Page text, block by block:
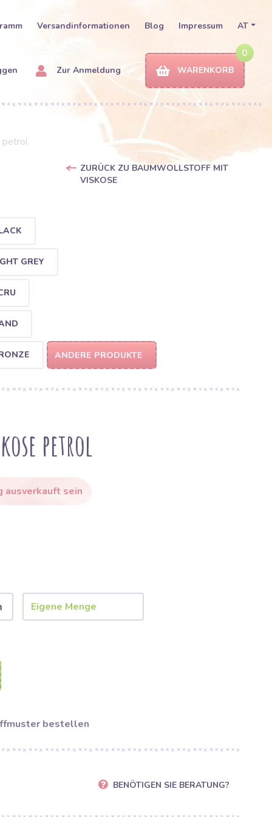
Versandinformationen Blog Impressum AT
Zur Anmeldung
0
WARENKORB
petrol
ZURÜCK ZU BAUMWOLLSTOFF MIT
VISKOSE
GREY
ANDERE PRODUKTE
petrol
ausverkauft sein
bestellen
BENÖTIGEN SIE BERATUNG?